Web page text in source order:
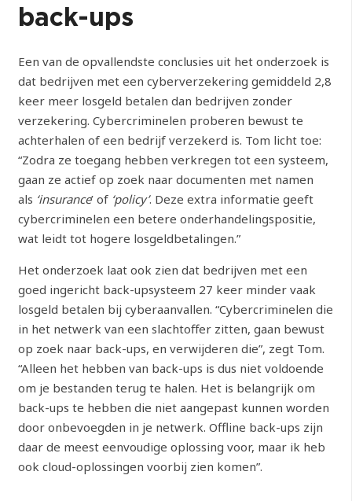
back-ups
Een van de opvallendste conclusies uit het onderzoek is
dat bedrijven met een cyberverzekering gemiddeld 2,8
keer meer losgeld betalen dan bedrijven zonder
verzekering. Cybercriminelen proberen bewust te
achterhalen of een bedrijf verzekerd is. Tom licht toe:
“Zodra ze toegang hebben verkregen tot een systeem,
gaan ze actief op zoek naar documenten met namen
als ‘insurance’ of ‘policy’. Deze extra informatie geeft
cybercriminelen een betere onderhandelingspositie,
wat leidt tot hogere losgeldbetalingen.”
Het onderzoek laat ook zien dat bedrijven met een
goed ingericht back-upsysteem 27 keer minder vaak
losgeld betalen bij cyberaanvallen. “Cybercriminelen die
in het netwerk van een slachtoffer zitten, gaan bewust
op zoek naar back-ups, en verwijderen die”, zegt Tom.
“Alleen het hebben van back-ups is dus niet voldoende
om je bestanden terug te halen. Het is belangrijk om
back-ups te hebben die niet aangepast kunnen worden
door onbevoegden in je netwerk. Offline back-ups zijn
daar de meest eenvoudige oplossing voor, maar ik heb
ook cloud-oplossingen voorbij zien komen”.